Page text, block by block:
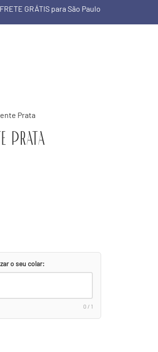
GRÁTIS para São Paulo
Prata
Prata
o seu colar:
0 / 1